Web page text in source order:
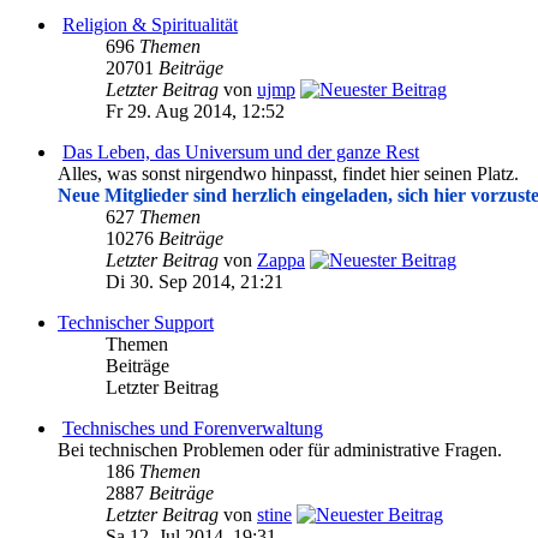
Religion & Spiritualität
696 Themen
20701 Beiträge
Letzter Beitrag von ujmp
Fr 29. Aug 2014, 12:52
Das Leben, das Universum und der ganze Rest
Alles, was sonst nirgendwo hinpasst, findet hier seinen Platz.
Neue Mitglieder sind herzlich eingeladen, sich hier
627 Themen
10276 Beiträge
Letzter Beitrag von Zappa
Di 30. Sep 2014, 21:21
Technischer Support
Themen
Beiträge
Letzter Beitrag
Technisches und Forenverwaltung
Bei technischen Problemen oder für administrative Fragen.
186 Themen
2887 Beiträge
Letzter Beitrag von stine